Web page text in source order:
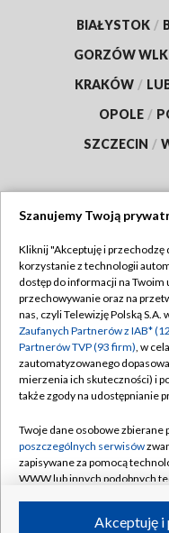
BIAŁYSTOK /
GORZÓW
KRAKÓW /
OPOLE /
SZCZECIN /
Abonament TVP
Emisja w TVP
Centrum informacji
Naziemna Telewizja
Rada Programowa
System NOS
Informacje o nadawcy
Szanujemy Twoją
Kliknij "Akceptuję i przechodzę
korzystanie z technologii
dostęp do informacji na
przechowywanie oraz na
nas, czyli Telewizję Polską S.A.
Zaufanych Partnerów z IAB*
Partnerów TVP (93 firm), w
zautomatyzowanego
mierzenia ich skuteczności) i
także zgody na udostępnianie
Twoje dane osobowe zbierane
poszczególnych serwisów
zapisywane za pomocą
WWW lub innych podobnych
ruchu w Internecie.Akceptuję i